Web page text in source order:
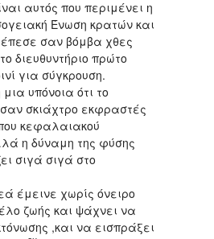
αυτός που περιμένει η
Ένωση κρατών και
σαν βόμβα χθες
διευθυντήριο πρώτο
για σύγκρουση.
υπόνοια ότι το
σκιάχτρο εκφραστές
κεφαλαιακού
η δύναμη της φύσης
σιγά σιγά στο
έμεινε χωρίς όνειρο
ζωής και ψάχνει να
,και να εισπράξει